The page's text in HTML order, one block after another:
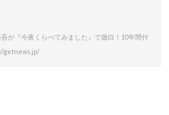
が『今夜くらべてみました』で激白！10年間付
getnews.jp/